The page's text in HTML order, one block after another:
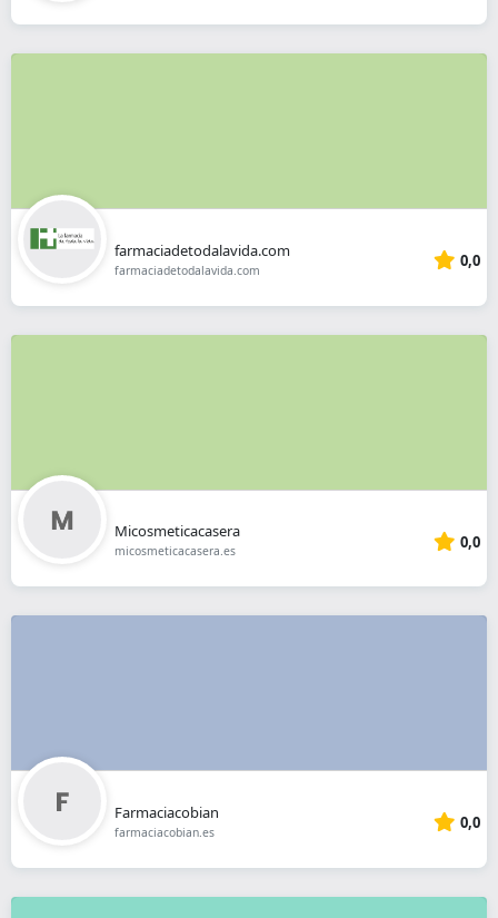
farmaciadetodalavida.com
farmaciadetodalavida.com 0,0
Micosmeticacasera
micosmeticacasera.es 0,0
Farmaciacobian
farmaciacobian.es 0,0